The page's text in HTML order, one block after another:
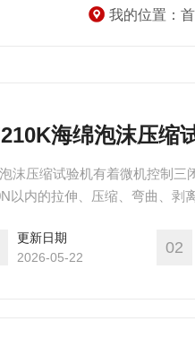
我的位置：
海绵泡沫压缩
沫压缩试验机有着微机控制三
以内的拉伸、压缩、弯曲、剥
泡沫聚合材料硬度的测定（压陷
胶制品成品的压缩
更新日期
2026-05-22
02